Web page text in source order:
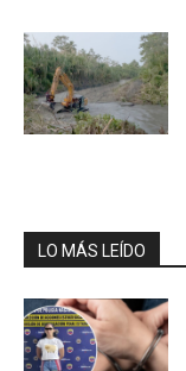
LO MÁS LEÍDO